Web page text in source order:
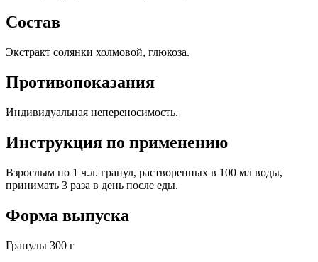
Состав
Экстракт солянки холмовой, глюкоза.
Противопоказания
Индивидуальная непереносимость.
Инструкция по применению
Взрослым по 1 ч.л. гранул, растворенных в 100 мл воды,
принимать 3 раза в день после еды.
Форма выпуска
Гранулы 300 г